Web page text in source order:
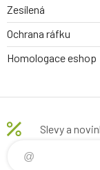
Zesílená
Ochrana ráfku
Homologace eshop
Slevy a